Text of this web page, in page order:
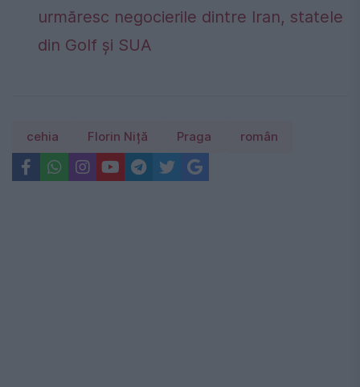
urmăresc negocierile dintre Iran, statele
din Golf și SUA
cehia Florin Niță Praga român